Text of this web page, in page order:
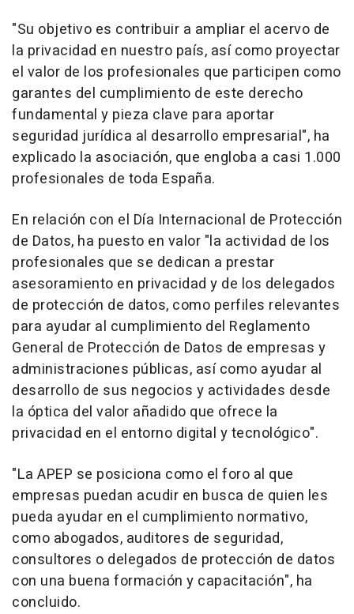
"Su objetivo es contribuir a ampliar el acervo de
la privacidad en nuestro país, así como proyectar
el valor de los profesionales que participen como
garantes del cumplimiento de este derecho
fundamental y pieza clave para aportar
seguridad jurídica al desarrollo empresarial", ha
explicado la asociación, que engloba a casi 1.000
profesionales de toda España.
En relación con el Día Internacional de Protección
de Datos, ha puesto en valor "la actividad de los
profesionales que se dedican a prestar
asesoramiento en privacidad y de los delegados
de protección de datos, como perfiles relevantes
para ayudar al cumplimiento del Reglamento
General de Protección de Datos de empresas y
administraciones públicas, así como ayudar al
desarrollo de sus negocios y actividades desde
la óptica del valor añadido que ofrece la
privacidad en el entorno digital y tecnológico".
"La APEP se posiciona como el foro al que
empresas puedan acudir en busca de quien les
pueda ayudar en el cumplimiento normativo,
como abogados, auditores de seguridad,
consultores o delegados de protección de datos
con una buena formación y capacitación", ha
concluido.